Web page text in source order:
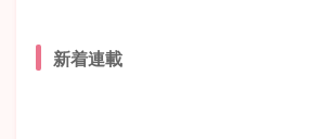
新着連載